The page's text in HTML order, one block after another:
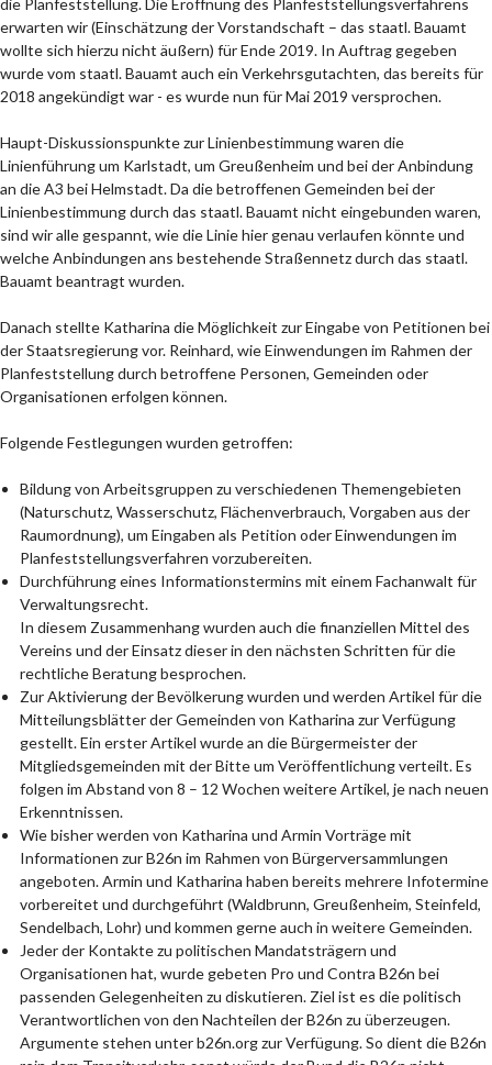
die Planfeststellung. Die Eröffnung des Planfeststellungsverfahrens
erwarten wir (Einschätzung der Vorstandschaft – das staatl. Bauamt
wollte sich hierzu nicht äußern) für Ende 2019. In Auftrag gegeben
wurde vom staatl. Bauamt auch ein Verkehrsgutachten, das bereits für
2018 angekündigt war - es wurde nun für Mai 2019 versprochen.
Haupt-Diskussionspunkte zur Linienbestimmung waren die
Linienführung um Karlstadt, um Greußenheim und bei der Anbindung
an die A3 bei Helmstadt. Da die betroffenen Gemeinden bei der
Linienbestimmung durch das staatl. Bauamt nicht eingebunden waren,
sind wir alle gespannt, wie die Linie hier genau verlaufen könnte und
welche Anbindungen ans bestehende Straßennetz durch das staatl.
Bauamt beantragt wurden.
Danach stellte Katharina die Möglichkeit zur Eingabe von Petitionen bei
der Staatsregierung vor. Reinhard, wie Einwendungen im Rahmen der
Planfeststellung durch betroffene Personen, Gemeinden oder
Organisationen erfolgen können.
Folgende Festlegungen wurden getroffen:
Bildung von Arbeitsgruppen zu verschiedenen Themengebieten
(Naturschutz, Wasserschutz, Flächenverbrauch, Vorgaben aus der
Raumordnung), um Eingaben als Petition oder Einwendungen im
Planfeststellungsverfahren vorzubereiten.
Durchführung eines Informationstermins mit einem Fachanwalt für
Verwaltungsrecht.
In diesem Zusammenhang wurden auch die finanziellen Mittel des
Vereins und der Einsatz dieser in den nächsten Schritten für die
rechtliche Beratung besprochen.
Zur Aktivierung der Bevölkerung wurden und werden Artikel für die
Mitteilungsblätter der Gemeinden von Katharina zur Verfügung
gestellt. Ein erster Artikel wurde an die Bürgermeister der
Mitgliedsgemeinden mit der Bitte um Veröffentlichung verteilt. Es
folgen im Abstand von 8 – 12 Wochen weitere Artikel, je nach neuen
Erkenntnissen.
Wie bisher werden von Katharina und Armin Vorträge mit
Informationen zur B26n im Rahmen von Bürgerversammlungen
angeboten. Armin und Katharina haben bereits mehrere Infotermine
vorbereitet und durchgeführt (Waldbrunn, Greußenheim, Steinfeld,
Sendelbach, Lohr) und kommen gerne auch in weitere Gemeinden.
Jeder der Kontakte zu politischen Mandatsträgern und
Organisationen hat, wurde gebeten Pro und Contra B26n bei
passenden Gelegenheiten zu diskutieren. Ziel ist es die politisch
Verantwortlichen von den Nachteilen der B26n zu überzeugen.
Argumente stehen unter b26n.org zur Verfügung. So dient die B26n